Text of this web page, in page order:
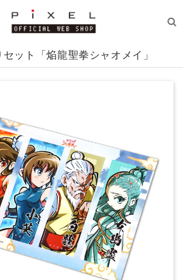
ット「焔龍聖拳シャオメイ」